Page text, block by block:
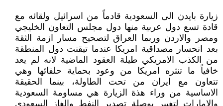
زيارة بايدن الى السعودية قادماً من اسرائيل ولقائه مع
قادة تسع دول عربية منها دول مجلس التعاون الخليجي
ومصر والاردن وربما العراق لتصحيح مسار ازمة الثقة
بعد انحسار مصداقية امريكا عندما تيقنت دول المنطقة
من الكذب الامريكي طيلة العقود الماضية لانه لم يعد
خافياً ما تنثره امريكا من وعود بحماية حلفائها وهي
تتعاون مع ايران من تحت الطاولة، بينما الحقيقة
الاساسية من وراء هذة الزيارة هي مساومة السعودية
والامارات لتغيير بوصلة تصدير النفط والغاز السعودي